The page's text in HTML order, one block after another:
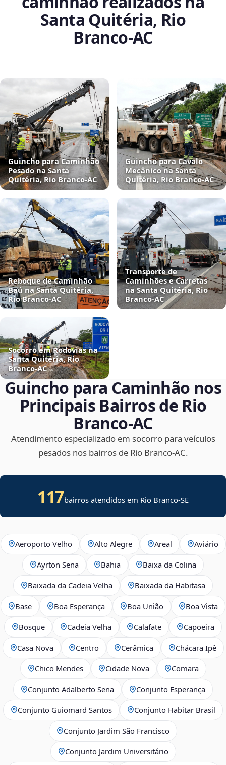
Santa Quitéria, Rio
Branco‑AC
Guincho para Caminhão
Pesado na Santa
Quitéria, Rio Branco‑AC
Guincho para Cavalo
Mecânico na Santa
Quitéria, Rio Branco‑AC
Reboque de Caminhão
Baú na Santa Quitéria,
Rio Branco‑AC
Transporte de
Caminhões e Carretas
na Santa Quitéria, Rio
Branco‑AC
Socorro em Rodovias na
Santa Quitéria, Rio
Branco‑AC
Guincho para Caminhão nos
Principais Bairros de Rio
Branco‑AC
Atendimento especializado em socorro para veículos
pesados nos bairros de Rio Branco‑AC.
117bairros atendidos em Rio Branco-SE
Aeroporto Velho Alto Alegre Areal Aviário
Ayrton Sena Bahia Baixa da Colina
Baixada da Cadeia Velha Baixada da Habitasa
Base Boa Esperança Boa União Boa Vista
Bosque Cadeia Velha Calafate Capoeira
Casa Nova Centro Cerâmica Chácara Ipê
Chico Mendes Cidade Nova Comara
Conjunto Adalberto Sena Conjunto Esperança
Conjunto Guiomard Santos Conjunto Habitar Brasil
Conjunto Jardim São Francisco
Conjunto Jardim Universitário